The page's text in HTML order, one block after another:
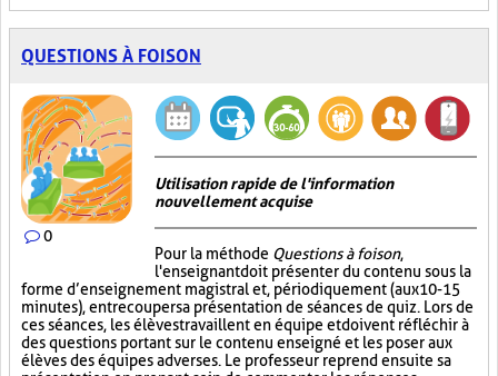
QUESTIONS À FOISON
0
Utilisation rapide de l'information
nouvellement acquise
Pour la méthode Questions à foison,
l'enseignant doit présenter du contenu sous la
forme d’enseignement magistral et, périodiquement (aux 10-15
minutes), entrecouper sa présentation de séances de quiz. Lors de
ces séances, les élèves travaillent en équipe et doivent réfléchir à
des questions portant sur le contenu enseigné et les poser aux
élèves des équipes adverses. Le professeur reprend ensuite sa